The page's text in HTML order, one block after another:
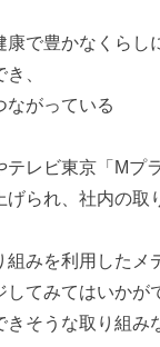
康で豊かなくらし
、
ながっている
レビ東京「Mプ
げられ、社内の取
組みを利用したメ
てみてはいかが
きそうな取り組み